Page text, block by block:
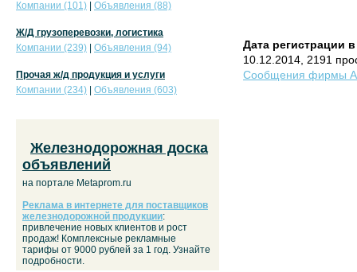
Дата регистрации в
10.12.2014, 2191
Сообщения фирмы
Компании (101)
Объявления (88)
Ж/Д грузоперевозки, логистика
Компании (239)
Объявления (94)
Прочая ж/д продукция и услуги
Компании (234)
Объявления (603)
Железнодорожная доска
объявлений
на портале Metaprom.ru
Реклама в интернете для поставщиков
железнодорожной продукции:
привлечение новых клиентов и рост
продаж! Комплексные рекламные
тарифы от 9000 рублей за 1 год. Узнайте
подробности.